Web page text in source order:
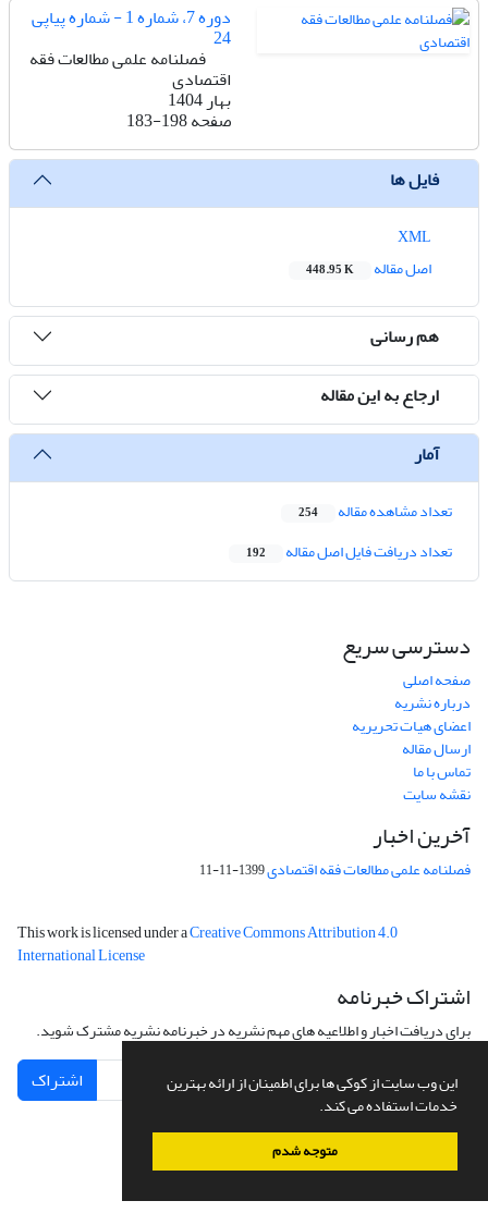
این وب سایت از کوکی ها برای اطمینان از ارائه بهترین
خدمات استفاده می کند.
متوجه شدم
دوره 7، شماره 1 - شماره پیاپی
24
فصلنامه علمی مطالعات فقه
اقتصادی
بهار 1404
صفحه183-198
فایل ها
اصل مقاله
448.95 K
هم رسانی
ارجاع به این مقاله
آمار
تعداد مشاهده مقاله 254
تعداد دریافت فایل اصل مقاله 192
دسترسی سریع
صفحه اصلی
درباره نشریه
اعضای هیات تحریریه
ارسال مقاله
تماس با ما
نقشه سایت
آخرین اخبار
فصلنامه علمی مطالعات فقه اقتصادی1399-11-11
This work is licensed under aCreative Commons Attribution 4.0
International License
اشتراک خبرنامه
برای دریافت اخبار و اطلاعیه های مهم نشریه در خبرنامه نشریه مشترک شوید.
اشتراک
سامانه مدیریت نشریات علمی.طراحی و پیاده سازی ازسیناوب